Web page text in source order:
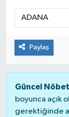
Paylaş
Güncel
boyunca açık
gerektiğinde
Manşet